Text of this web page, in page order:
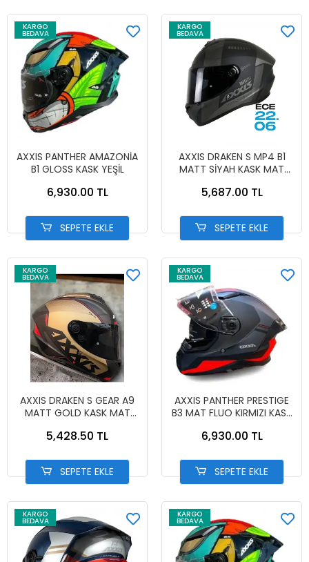
KARGO
BEDAVA
AXXIS PANTHER AMAZONİA
B1 GLOSS KASK YEŞİL
6,930.00 TL
SEPETE EKLE
KARGO
BEDAVA
AXXIS DRAKEN S MP4 B1
MATT SİYAH KASK MAT
5,687.00 TL
SEPETE EKLE
KARGO
BEDAVA
AXXIS DRAKEN S GEAR A9
MATT GOLD KASK MAT
5,428.50 TL
SEPETE EKLE
KARGO
BEDAVA
AXXIS PANTHER PRESTIGE
B3 MAT FLUO KIRMIZI KASK
6,930.00 TL
SEPETE EKLE
KARGO
BEDAVA
KARGO
BEDAVA